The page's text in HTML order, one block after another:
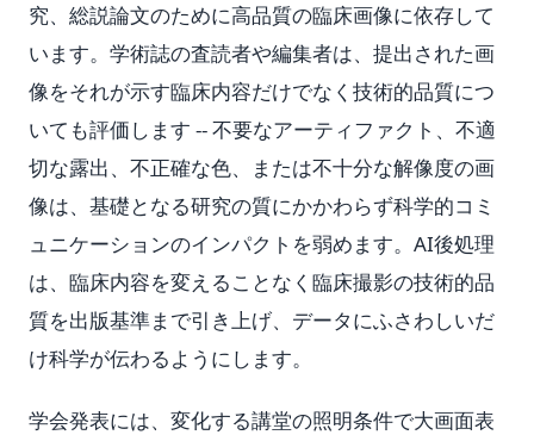
究、総説論文のために高品質の臨床画像に依存して
います。学術誌の査読者や編集者は、提出された画
像をそれが示す臨床内容だけでなく技術的品質につ
いても評価します -- 不要なアーティファクト、不適
切な露出、不正確な色、または不十分な解像度の画
像は、基礎となる研究の質にかかわらず科学的コミ
ュニケーションのインパクトを弱めます。AI後処理
は、臨床内容を変えることなく臨床撮影の技術的品
質を出版基準まで引き上げ、データにふさわしいだ
け科学が伝わるようにします。
学会発表には、変化する講堂の照明条件で大画面表